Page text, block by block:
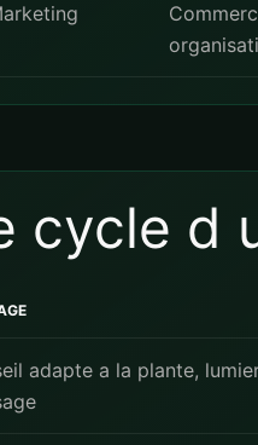
cycle d
adapte a la plante,